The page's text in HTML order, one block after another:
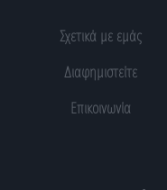
Σχετικά με εμάς
Διαφημιστείτε
Επικοινωνία